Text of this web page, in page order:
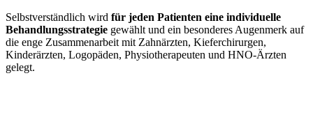
Selbstverständlich wird für jeden Patienten eine individuelle
Behandlungsstrategie gewählt und ein besonderes Augenmerk auf
die enge Zusammenarbeit mit Zahnärzten, Kieferchirurgen,
Kinderärzten, Logopäden, Physiotherapeuten und HNO-Ärzten
gelegt.